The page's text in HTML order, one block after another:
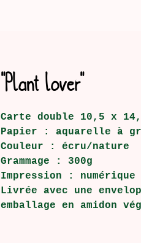
"Plant lover"
Carte double 10,5 x
Papier : aquarelle à
Couleur : écru/nature
Grammage : 300g
Impression : numérique
Livrée avec une
emballage en amidon